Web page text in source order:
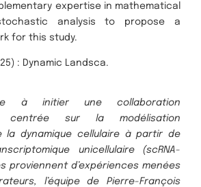
expertise in mathematical
analysis to propose a
for this study.
: Dynamic Landsca.
à initier une collaboration
centrée sur la modélisation
la dynamique cellulaire à partir de
unicellulaire (scRNA-
proviennent d’expériences menées
l’équipe de Pierre-François